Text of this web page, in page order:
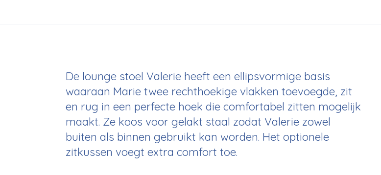
De lounge stoel Valerie heeft een ellipsvormige basis
waaraan Marie twee rechthoekige vlakken toevoegde, zit
en rug in een perfecte hoek die comfortabel zitten mogelijk
maakt. Ze koos voor gelakt staal zodat Valerie zowel
buiten als binnen gebruikt kan worden. Het optionele
zitkussen voegt extra comfort toe.